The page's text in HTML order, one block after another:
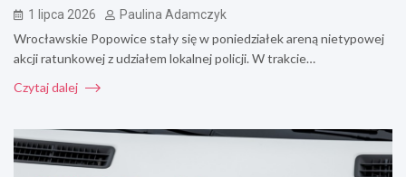
1 lipca 2026 Paulina Adamczyk
Wrocławskie Popowice stały się w poniedziałek areną nietypowej
akcji ratunkowej z udziałem lokalnej policji. W trakcie…
Czytaj dalej